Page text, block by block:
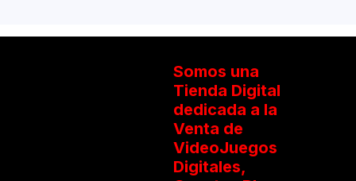
Somos una
Tienda Digital
dedicada a la
Venta de
VideoJuegos
Digitales,